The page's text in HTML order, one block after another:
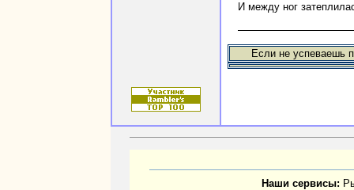
И между ног
Если не успеваешь
Наши сервисы: